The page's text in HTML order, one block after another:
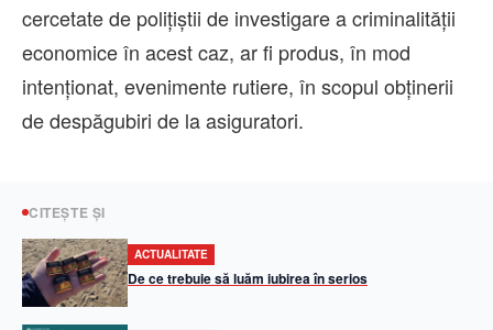
cercetate de polițiștii de investigare a criminalității
economice în acest caz, ar fi produs, în mod
intenționat, evenimente rutiere, în scopul obținerii
de despăgubiri de la asiguratori.
CITEȘTE ȘI
ACTUALITATE
De ce trebuie să luăm iubirea în serios